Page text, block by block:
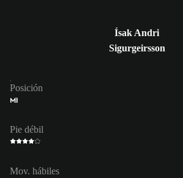
Ísak Andri
Sigurgeirsson
Posición
MI
Pie débil
Mov. hábiles